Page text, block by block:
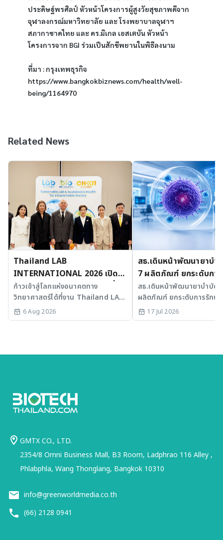
ประดิษฐ์พรศิลป์ หัวหน้าโครงการผู้สูงวัยสุขภาพดีจาก
จุฬาลงกรณ์มหาวิทยาลัย และ โรงพยาบาลจุฬาฯ
สภากาชาดไทย และ ดร.มิเกล เอสเตบัน หัวหน้า
โครงการจาก BGI ร่วมเป็นสักขีพยานในพิธีลงนาม
ที่มา : กรุงเทพธุรกิจ
https://www.bangkokbiznews.com/health/well-
being/1164970
Related News
Thailand LAB
INTERNATIONAL 2026 เปิด
เวที AI รวม 3 งานใหญ่ ขับเคลื่อน
ไทยสู่ศูนย์กลางนวัตกรรมอาเซียน
ก้าวเข้าสู่โลกแห่งอนาคตทาง
วิทยาศาสตร์ได้ที่งาน Thailand LAB
INTERNATIONAL 2026
6 Aug 2026
สธ.เดินหน้าพัฒนายาบำ
7 ผลิตภัณฑ์ ยกระดับกา
มะเร็งและ SLE
สธ.เดินหน้าพัฒนายาบำบัด
ผลิตภัณฑ์ ยกระดับการรักษา
SLE พร้อมเร่ง Medical AI
ประเทศไทย
17 Jul 2026
GMTX CO., LTD.
2354/8 Omni Business Mall, B3 Room, Ladphrao 116 Alley ,
Phlabphla, Wang Thonglang, Bangkok 10310
info@greenworldmedia.co.th
(66) 2128 0941